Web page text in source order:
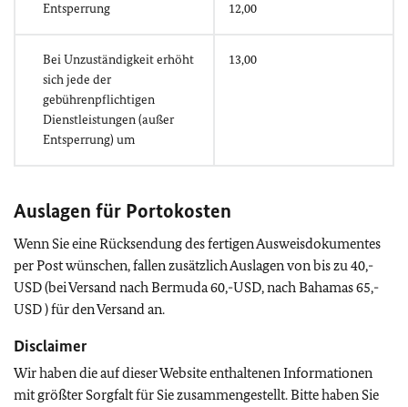
Entsperrung 12,00
Bei Unzuständigkeit erhöht
sich jede der
gebührenpflichtigen
Dienstleistungen (außer
Entsperrung) um
13,00
Auslagen für Portokosten
Wenn Sie eine Rücksendung des fertigen Ausweisdokumentes
per Post wünschen, fallen zusätzlich Auslagen von bis zu 40,-
USD (bei Versand nach Bermuda 60,-USD, nach Bahamas 65,-
USD ) für den Versand an.
Disclaimer
Wir haben die auf dieser Website enthaltenen Informationen
mit größter Sorgfalt für Sie zusammengestellt. Bitte haben Sie